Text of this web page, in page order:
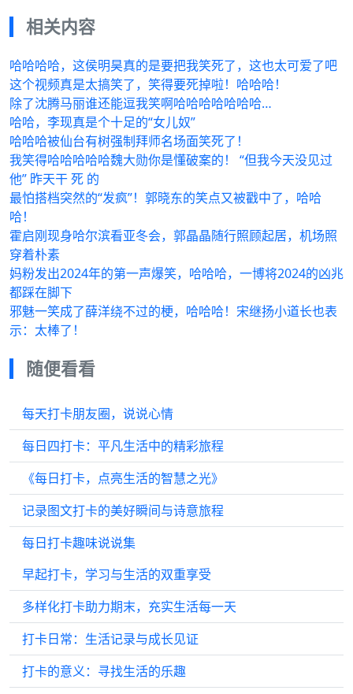
相关内容
哈哈哈哈，这侯明昊真的是要把我笑死了，这也太可爱了吧
这个视频真是太搞笑了，笑得要死掉啦！哈哈哈！
除了沈腾马丽谁还能逗我笑啊哈哈哈哈哈哈哈…
哈哈，李现真是个十足的“女儿奴”
哈哈哈被仙台有树强制拜师名场面笑死了！
我笑得哈哈哈哈哈魏大勋你是懂破案的！ “但我今天没见过
他” 昨天干 死 的
最怕搭档突然的“发疯”！郭晓东的笑点又被戳中了，哈哈
哈！
霍启刚现身哈尔滨看亚冬会，郭晶晶随行照顾起居，机场照
穿着朴素
妈粉发出2024年的第一声爆笑，哈哈哈，一博将2024的凶兆
都踩在脚下
邪魅一笑成了薛洋绕不过的梗，哈哈哈！宋继扬小道长也表
示：太棒了！
随便看看
每天打卡朋友圈，说说心情
每日四打卡：平凡生活中的精彩旅程
《每日打卡，点亮生活的智慧之光》
记录图文打卡的美好瞬间与诗意旅程
每日打卡趣味说说集
早起打卡，学习与生活的双重享受
多样化打卡助力期末，充实生活每一天
打卡日常：生活记录与成长见证
打卡的意义：寻找生活的乐趣